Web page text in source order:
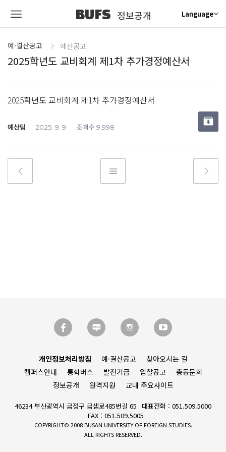
BUFS 정보공개 Language
예·결산공고 예산공고
2025학년도 교비회계 제1차 추가경정예산서
2025학년도 교비회계 제1차 추가경정예산서
예산팀 2025. 9. 9 조회수 9,998
개인정보처리방침 예·결산공고
찾아오시는 길
캠퍼스안내
통학버스 발전기금 입찰공고
총동문회
정보공개
원격지원 교내 주요사이트
46234 부산광역시 금정구 금샘로485번길 65
대표전화 : 051.509.5000
FAX : 051.509.5005
COPYRIGHT© 2008 BUSAN UNIVERSITY OF FOREIGN STUDIES.
ALL RIGHTS RESERVED.